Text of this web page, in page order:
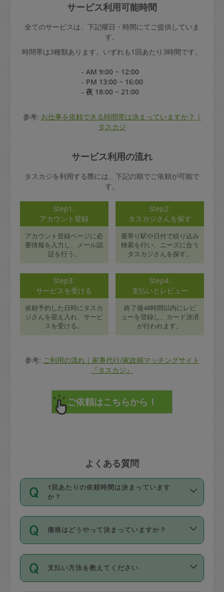
サービス利用可能時間
全てのサービスは、下記曜日・時間にてご提供していま
す。
時間帯は3種類あります。いずれも1回あたり3時間です。
- AM 9:00 ~ 12:00
- PM 13:00 ~ 16:00
- 夜 18:00 ~ 21:00
参考: お仕事を依頼できる時間帯は決まっていますか？ |
タスカジ
サービス利用の流れ
タスカジを利用する際には、下記の順でご依頼が可能で
す。
Step1:
アカウント登録
アカウント登録ページに必
要情報を入力し、メール認
証を行う。
Step2:
タスカジさんを探す
最寄り駅や日付で絞り込み
検索を行い、ニーズに合う
タスカジさんを探す。
Step3:
サービスを受ける
依頼予約した日時にタスカ
ジさんを迎え入れ、サービ
スを受ける。
Step4:
支払いとレビュー
終了後48時間以内にレビ
ューを登録し、カード決済
が行われます。
参考: ご利用の流れ｜家事代行/家政婦マッチングサイト
『タスカジ』
よくある質問
1回あたりの依頼時間は決まっています
か？
依頼1回につき3時間固定です。3時間を
超えて依頼したい場合は、延長機能をご
利用ください。機能をご利用いただくに
の上事前申請することが必要です。な
お、3時間を下回っても、値引き等はござ
価格はどうやって決まっていますか？
11種類の価格帯の中からタスカジさん自
身が価格を選んで設定しています。
タスカジさんの価格設定には最初は制限
支払い方法を教えてください